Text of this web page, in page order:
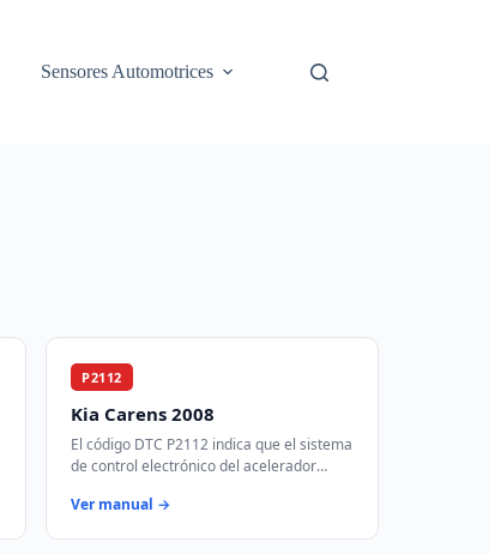
Sensores Automotrices
P2112
Kia Carens 2008
El código DTC P2112 indica que el sistema
de control electrónico del acelerador
acelerador está atascada en la posic…
Ver manual →